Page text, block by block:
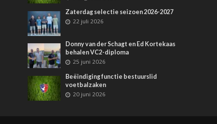
Zaterdag selectie seizoen 2026-2027
22 juli 2026
Donny van der Schagt en Ed Kortekaas
behalen VC2-diploma
25 juni 2026
Beëindiging functie bestuurslid
voetbalzaken
20 juni 2026